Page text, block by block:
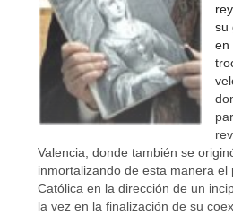
su
en
Valencia, donde también se
inmortalizando de esta manera el
Católica en la dirección de un
la vez en la finalización de su